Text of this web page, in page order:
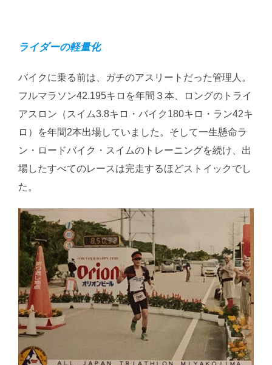
ライダーの軽量化
バイクに乗る前は、ガチのアスリートだった管理人。
フルマラソン42.195キロを年間３本、ロングのトライ
アスロン（スイム3.8キロ・バイク180キロ・ラン42キ
ロ）を年間2本出場していました。そして一生懸命ラ
ン・ロードバイク・スイムのトレーニングを続け、出
場したすべてのレースは完走するほどストイックでし
た。